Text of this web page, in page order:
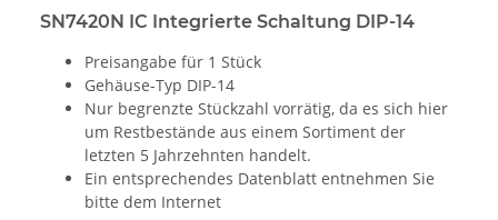
SN7420N IC Integrierte Schaltung DIP-14
Preisangabe für 1 Stück
Gehäuse-Typ DIP-14
Nur begrenzte Stückzahl vorrätig, da es sich hier
um Restbestände aus einem Sortiment der
letzten 5 Jahrzehnten handelt.
Ein entsprechendes Datenblatt entnehmen Sie
bitte dem Internet